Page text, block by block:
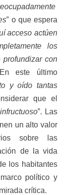
” o que espera
acceso actúen
los
con
este último
y oído tantas
que el
”. Las
un alto valor
sobre las
de la vida
los habitantes
político y
crítica.